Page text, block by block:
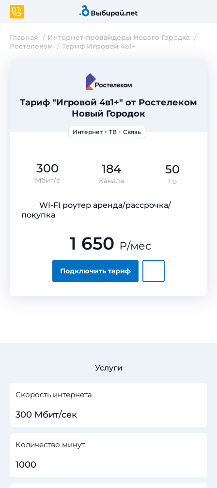
Главная
Интернет-провайдеры Нового Городка
Ростелеком
Тариф Игровой 4в1+
Тариф "Игровой 4в1+" от Ростелеком
Новый Городок
Интернет + ТВ + Связь
300
Мбит/с
184
Канала
50
ГБ
WI-FI роутер аренда/рассрочка/
покупка
Подключить тариф
1 650 ₽/мес
Услуги
Скорость интернета
300 Мбит/сек
Количество минут
1000